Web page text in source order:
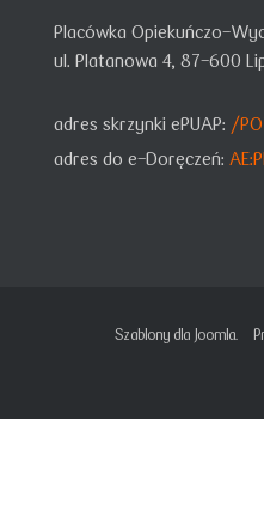
Placówka Opiekuńczo-
ul. Platanowa 4, 87-600
adres skrzynki ePUAP: /
adres do e-Doręczeń:
Szablony dla Joomla.